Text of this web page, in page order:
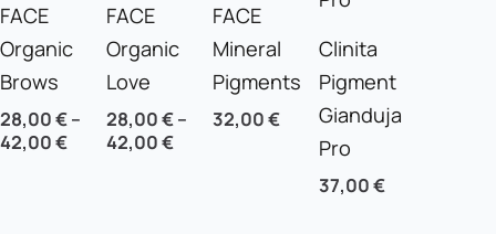
FACE
Organic
Brows
28,00€–
42,00€
FACE
Organic
Love
28,00€–
42,00€
FACE
Mineral
Pigments
32,00€
Clinita
Pigment
Gianduja
Pro
37,00€